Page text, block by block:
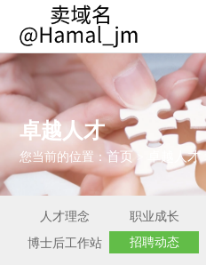
卓越人才
您当前的位置：首页 > 卓越人才
人才理念 职业成长
博士后工作站
招聘动态